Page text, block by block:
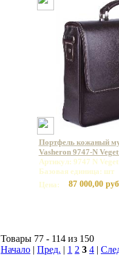
Портфель кожаный
Vasheron 9747-N
Артикул: 9747 N
Базовая единица: шт
Цена:
87 000,00
Товары 77 - 114 из 150
Начало
Пред. 1 2 3 4